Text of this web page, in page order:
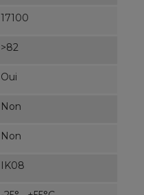
17100
>82
Oui
Non
Non
IK08